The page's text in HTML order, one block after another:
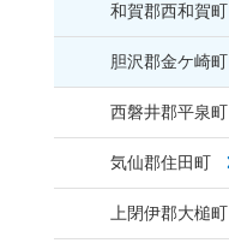
和賀郡西和賀町
胆沢郡金ケ崎町
西磐井郡平泉町
気仙郡住田町
上閉伊郡大槌町